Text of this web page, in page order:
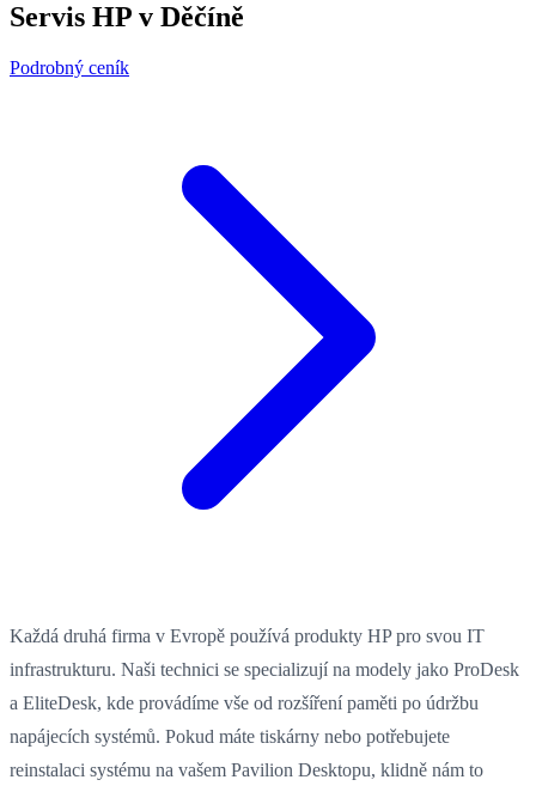
Servis HP v Děčíně
Podrobný ceník
Každá druhá firma v Evropě používá produkty HP pro svou IT
infrastrukturu. Naši technici se specializují na modely jako ProDesk
a EliteDesk, kde provádíme vše od rozšíření paměti po údržbu
napájecích systémů. Pokud máte tiskárny nebo potřebujete
reinstalaci systému na vašem Pavilion Desktopu, klidně nám to